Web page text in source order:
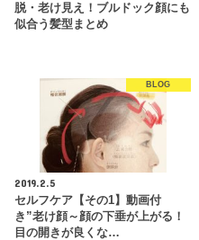
脱・老け見え！ブルドック顔にも
似合う髪型まとめ
BLOG
2019.2.5
セルフケア【その1】動画付
き”老け顔～顔の下垂が上がる！
目の開きが良くな…